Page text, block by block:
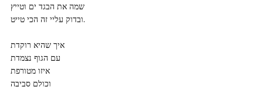
שמה את הבגד ים וטייץ
ובדוק עליי זה הכי טייט.
איך שהיא רוקדת
עם הגוף נצמדת
איזו מטורפת
וכולם סביבה